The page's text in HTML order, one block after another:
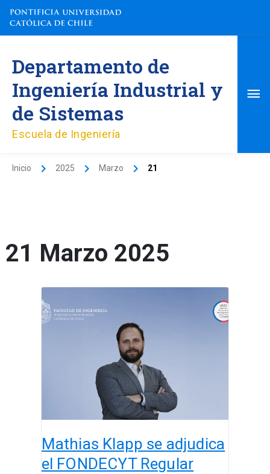
contenido
Departamento de
Ingeniería Industrial y
de Sistemas
Escuela de Ingeniería
Inicio 2025 Marzo 21
21 Marzo 2025
Mathias Klapp se adjudica
el FONDECYT Regular
Klapp
se